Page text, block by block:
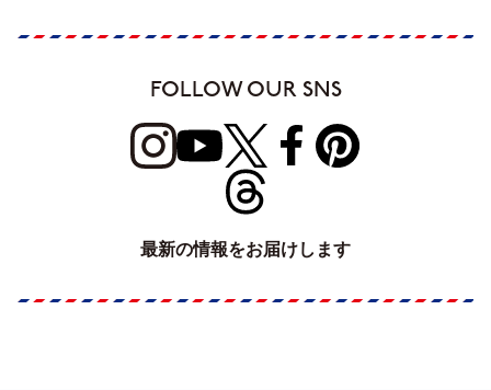
FOLLOW OUR SNS
最新の情報をお届けします